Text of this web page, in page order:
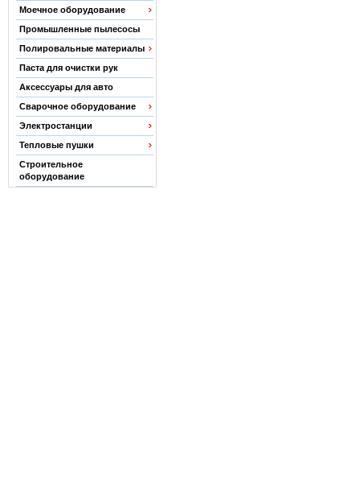
Моечное оборудование
Промышленные пылесосы
Полировальные материалы
Паста для очистки рук
Аксессуары для авто
Сварочное оборудование
Электростанции
Тепловые пушки
Строительное
оборудование